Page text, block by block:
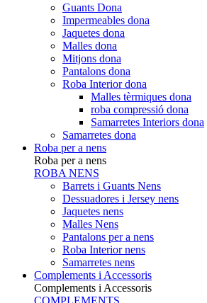
Guants Dona
Impermeables dona
Jaquetes dona
Malles dona
Mitjons dona
Pantalons dona
Roba Interior dona
Malles tèrmiques dona
roba compressió dona
Samarretes Interiors dona
Samarretes dona
Roba per a nens
Roba per a nens
ROBA NENS
Barrets i Guants Nens
Dessuadores i Jersey nens
Jaquetes nens
Malles Nens
Pantalons per a nens
Roba Interior nens
Samarretes nens
Complements i Accessoris
Complements i Accessoris
COMPLEMENTS